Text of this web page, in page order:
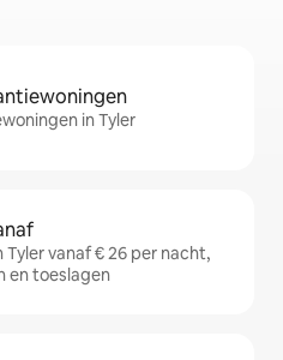
in Tyler
vanaf € 26 per nacht,
en toeslagen